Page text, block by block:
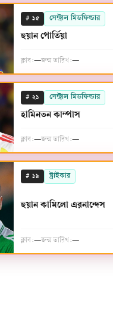
# ১৫ সেন্ট্রাল মিডফিল্ডার
হুয়ান পোর্তিয়া
ক্লাব:—জন্ম তারিখ:—
# ২১ সেন্ট্রাল মিডফিল্ডার
হামিনতন কাম্পাস
ক্লাব:—জন্ম তারিখ:—
# ১৯ স্ট্রাইকার
হুয়ান কামিলো এরনান্দেস
ক্লাব:—জন্ম তারিখ:—